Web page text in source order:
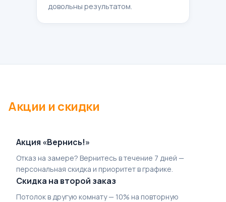
довольны результатом.
Акции и скидки
Акция «Вернись!»
Отказ на замере? Вернитесь в течение 7 дней —
персональная скидка и приоритет в графике.
Скидка на второй заказ
Потолок в другую комнату — 10% на повторную